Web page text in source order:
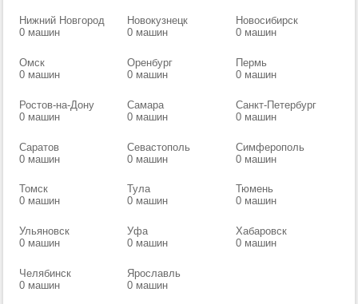
Нижний Новгород
0 машин
Новокузнецк
0 машин
Новосибирск
0 машин
Омск
0 машин
Оренбург
0 машин
Пермь
0 машин
Ростов-на-Дону
0 машин
Самара
0 машин
Санкт-Петербург
0 машин
Саратов
0 машин
Севастополь
0 машин
Симферополь
0 машин
Томск
0 машин
Тула
0 машин
Тюмень
0 машин
Ульяновск
0 машин
Уфа
0 машин
Хабаровск
0 машин
Челябинск
0 машин
Ярославль
0 машин